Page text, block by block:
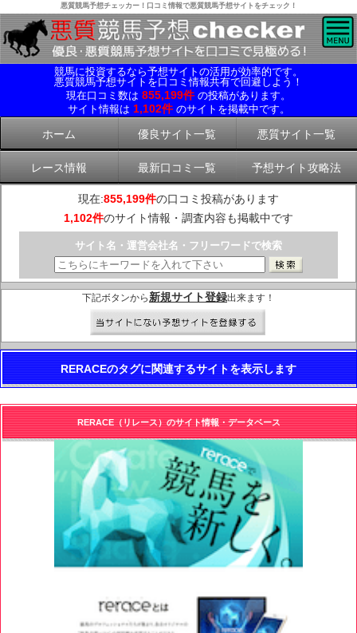
悪質競馬予想チェッカー！口コミ情報で悪質競馬予想サイトをチェック！
競馬に投資するなら予想サイトの活用が効率的です。
悪質競馬予想サイトを口コミ情報共有で回避しよう！
現在口コミ数は 855,199件 の投稿があります。
サイト情報は 1,102件 のサイトを掲載中です。
ホーム 優良サイト一覧 悪質サイト一覧
レース情報 最新口コミ一覧 予想サイト攻略法
現在:855,199件の口コミ投稿があります
1,102件のサイト情報・調査内容も掲載中です
サイト名・運営会社名・フリーワードで検索
下記ボタンから 新規サイト登録出来ます！
RERACEのタグに関連するサイトを表示します
RERACE（リレース）のサイト情報・データベース